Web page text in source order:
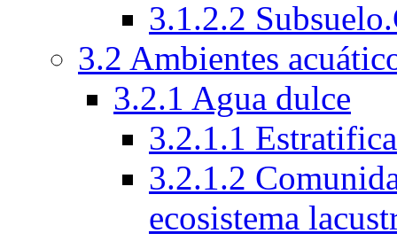
3.1.2.2
3.2 Ambientes
3.2.1 Agua dulce
3.2.1.1
3.2.1.2
ecosistema